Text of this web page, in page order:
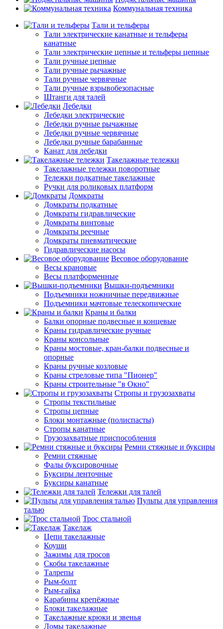
Коммунальная техника
Тали и тельферы
Тали электрические канатные и тельферы
канатные
Тали электрические цепные и тельферы цепные
Тали ручные цепные
Тали ручные рычажные
Тали ручные червячные
Тали ручные взрывобезопасные
Штанги для талей
Лебедки
Лебедки электрические
Лебедки ручные рычажные
Лебедки ручные червячные
Лебедки ручные барабанные
Канат для лебедки
Такелажные тележки
Такелажные тележки поворотные
Тележки подкатные такелажные
Ручки для роликовых платформ
Домкраты
Домкраты подкатные
Домкраты гидравлические
Домкраты винтовые
Домкраты реечные
Домкраты пневматические
Гидравлические насосы
Весовое оборудование
Весы крановые
Весы платформенные
Вышки-подъемники
Подъемники ножничные передвижные
Подъемники мачтовые телескопические
Краны и балки
Балки опорные подвесные и концевые
Краны гидравлические ручные
Краны консольные
Краны мостовые, кран-балки подвесные и
опорные
Краны ручные козловые
Краны стреловые типа "Пионер"
Краны строительные "в Окно"
Стропы и грузозахваты
Стропы текстильные
Стропы цепные
Блоки монтажные (полиспасты)
Стропы канатные
Грузозахватные приспособления
Ремни стяжные и буксиры
Ремни стяжные
Фалы буксировочные
Буксиры ленточные
Буксиры канатные
Тележки для талей
Пульты для управления
талью
Трос стальной
Такелаж
Цепи такелажные
Коуши
Зажимы для тросов
Скобы такелажные
Талрепы
Рым-болт
Рым-гайка
Карабины крепёжные
Блоки такелажные
Такелажные крюки и звенья
Ломы такелажные